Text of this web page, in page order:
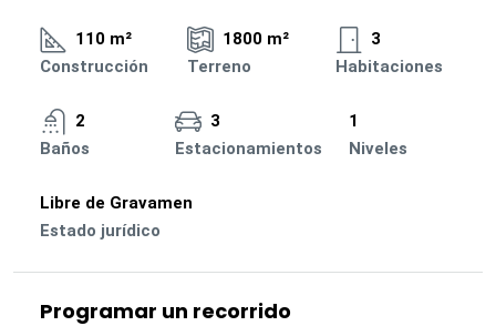
110 m²
Construcción
1800 m²
Terreno
3
Habitaciones
2
Baños
3
Estacionamientos
1
Niveles
Libre de Gravamen
Estado jurídico
Programar un recorrido